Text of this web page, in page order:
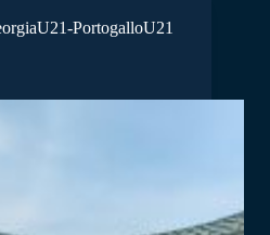
PortogalloU21